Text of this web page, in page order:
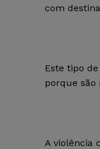
com
Este tipo
porque são
A violência